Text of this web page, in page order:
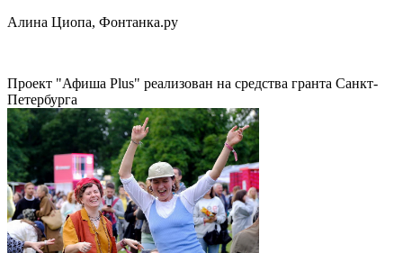
Алина Циопа, Фонтанка.ру
Проект "Афиша Plus" реализован на средства гранта Санкт-
Петербурга